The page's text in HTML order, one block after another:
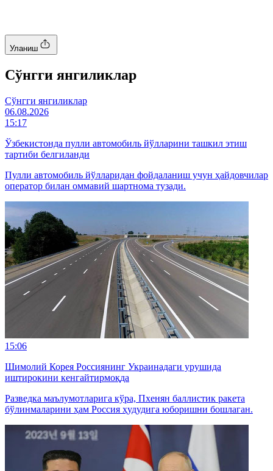
Уланиш
Cўнгги янгиликлар
Cўнгги янгиликлар
06.08.2026
15:17
Ўзбекистонда пулли автомобиль йўлларини ташкил этиш
тартиби белгиланди
Пулли автомобиль йўлларидан фойдаланиш учун ҳайдовчилар
оператор билан оммавий шартнома тузади.
15:06
Шимолий Корея Россиянинг Украинадаги урушида
иштирокини кенгайтирмоқда
Разведка маълумотларига кўра, Пхенян баллистик ракета
бўлинмаларини ҳам Россия ҳудудига юборишни бошлаган.